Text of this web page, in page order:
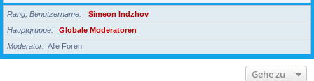
Rang, Benutzername
Simeon Indzhov
Hauptgruppe
Globale Moderatoren
Moderator
Alle Foren
Gehe zu